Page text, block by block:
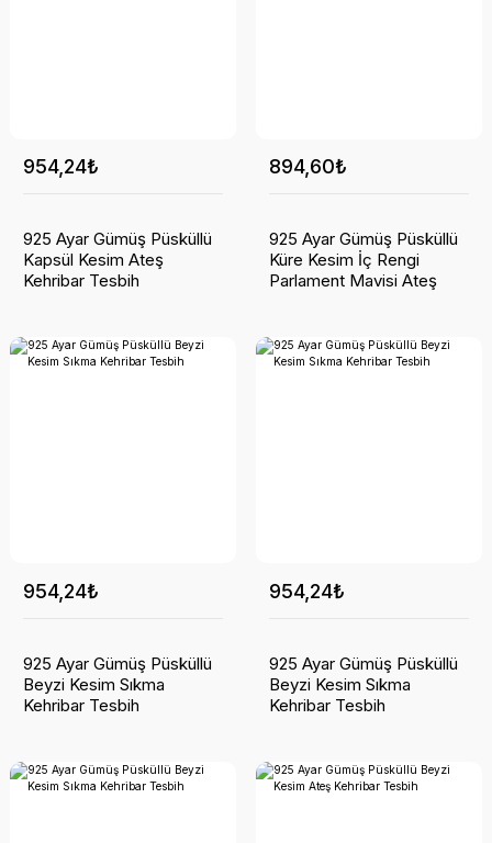
954,24₺
925 Ayar Gümüş Püsküllü
Kapsül Kesim Ateş
Kehribar Tesbih
894,60₺
925 Ayar Gümüş Püsküllü
Küre Kesim İç Rengi
Parlament Mavisi Ateş
954,24₺
925 Ayar Gümüş Püsküllü
Beyzi Kesim Sıkma
Kehribar Tesbih
954,24₺
925 Ayar Gümüş Püsküllü
Beyzi Kesim Sıkma
Kehribar Tesbih